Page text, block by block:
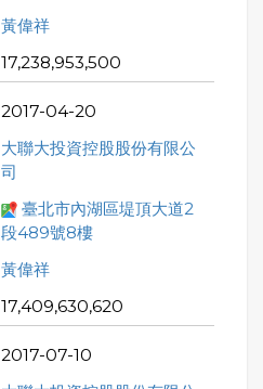
黃偉祥
17,238,953,500
2017-04-20
大聯大投資控股股份有限公
司
臺北市內湖區堤頂大道2
段489號8樓
黃偉祥
17,409,630,620
2017-07-10